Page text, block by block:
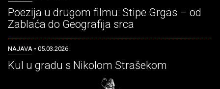
Poezija u drugom filmu: Stipe Grgas – od
Zablaća do Geografija srca
NAJAVA • 05.03.2026.
Kul u gradu s Nikolom Strašekom